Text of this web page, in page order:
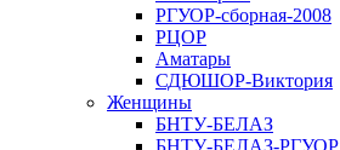
РГУОР-сборная-2008
РЦОР
Аматары
СДЮШОР-Виктория
Женщины
БНТУ-БЕЛАЗ
БНТУ-БЕЛАЗ-РГУОР